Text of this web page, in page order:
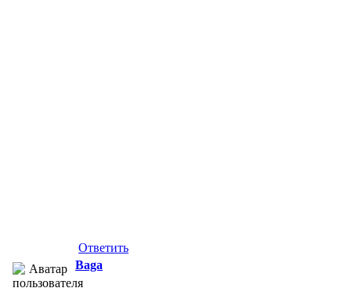
Ответить
Baga